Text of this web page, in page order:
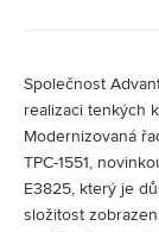
Společnost
realizaci tenkých
Modernizovaná
TPC-1551,
E3825, který je
složitost